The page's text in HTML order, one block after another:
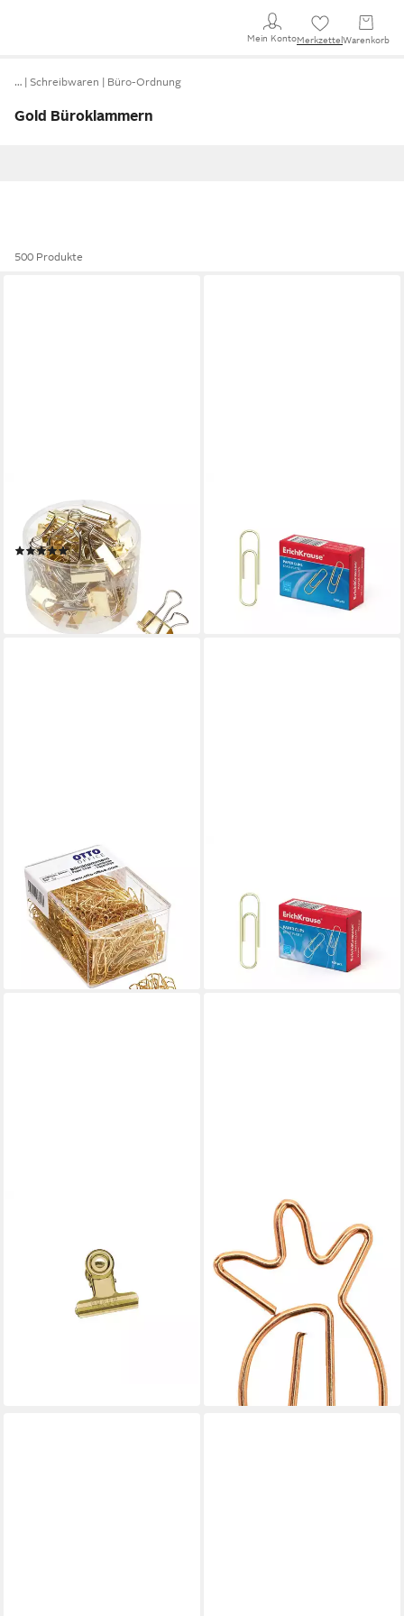
Mein KontoMerkzettel Warenkorb
… Schreibwaren Büro-Ordnung
Gold Büroklammern
500 Produkte
Büroklammer ignore, 40
Stück
(1)
5,99 €
lieferbar - in 5-6 Werktagen bei dir
28mm Metall kratzfrei & extra
stark 100 Stk. messing Gold
(0,02 €/ 1 Stk)
lieferbar - in 4-5 Werktagen bei dir
OTTO OFFICE
Büroklammer, 26 mm,
vermessingt, eckig
4,09 €
lieferbar - in 2-3 Werktagen bei dir
33mm Metall kratzfrei & extra
stark 100 Stk. messing Gold
(0,02 €/ 1 Stk)
lieferbar - in 4-5 Werktagen bei dir
MAULstandard, Breite 30
(0,34 €/ 1 Stk)
WALTHER DESIGN
Büroklammer Dekoklammer
PIMP AND CREATE,
Büro-/Dekoklammer in
verschiedenen Ausführungen
12,15 €
lieferbar - in 7-9 Werktagen bei dir
+1